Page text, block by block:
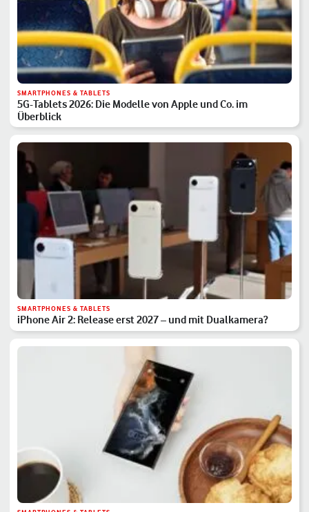
SMARTPHONES & TABLETS
5G-Tablets 2026: Die Modelle von Apple und Co. im
Überblick
SMARTPHONES & TABLETS
iPhone Air 2: Release erst 2027 – und mit Dualkamera?